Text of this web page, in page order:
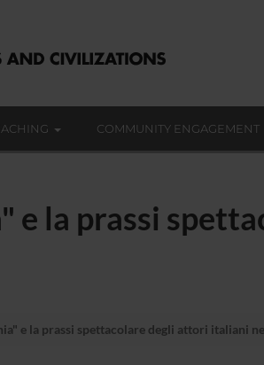
COMMUNITY ENGAGEMENT
e la prassi
e la prassi spettacolare degli attori italiani